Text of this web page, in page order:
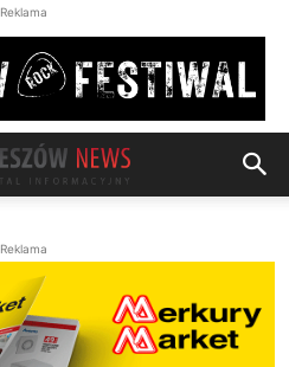
Reklama
Reklama